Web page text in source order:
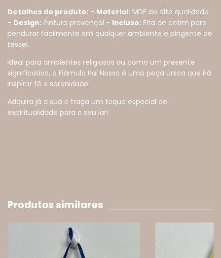
Detalhes do produto: - Material: MDF de alta qualidade
- Design: Pintura provençal - Incluso: Fita de cetim para
pendurar facilmente em qualquer ambiente e pingente de
tessel.
Ideal para ambientes religiosos ou como um presente
significativo, a Flâmula Pai Nosso é uma peça única que irá
inspirar fé e serenidade.
Adquira já a sua e traga um toque especial de
espiritualidade para o seu lar!
Produtos similares